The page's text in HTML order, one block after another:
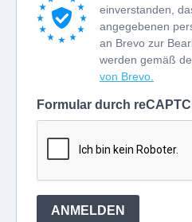
einverstanden,
angegebenen
an Brevo zur
werden gemäß
von Brevo.
Formular durch
ANMELDEN